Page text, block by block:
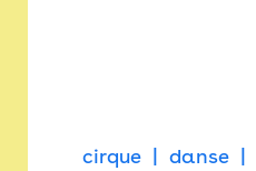
cirque danse